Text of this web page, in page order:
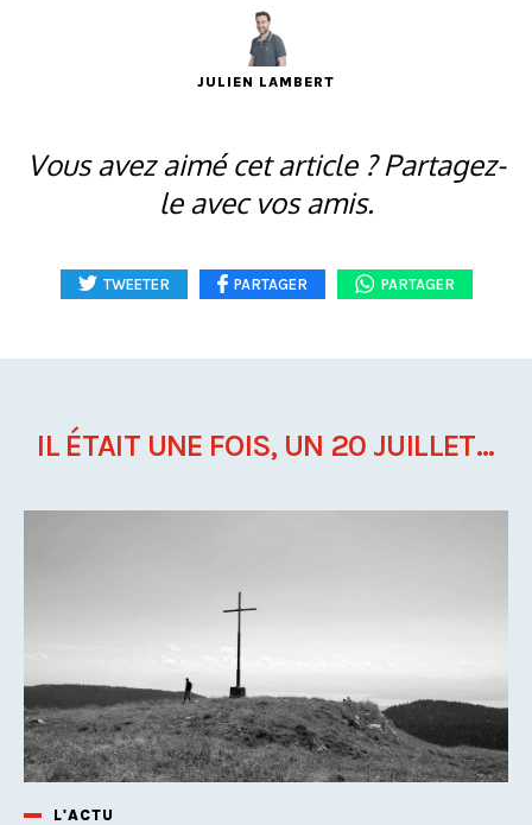
JULIEN LAMBERT
Vous avez aimé cet article ? Partagez-
le avec vos amis.
TWEETER PARTAGER PARTAGER
IL ÉTAIT UNE FOIS, UN 20 JUILLET...
L'ACTU